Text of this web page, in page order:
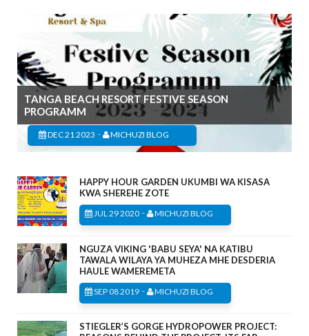
TANGA BEACH RESORT FESTIVE SEASON
PROGRAMM
DEC 21 2023 - MICHUZI BLOG
HAPPY HOUR GARDEN UKUMBI WA KISASA
KWA SHEREHE ZOTE
JUL 29 2020 - MICHUZI BLOG
NGUZA VIKING 'BABU SEYA' NA KATIBU
TAWALA WILAYA YA MUHEZA MHE DESDERIA
HAULE WAMEREMETA
SEP 08 2019 - MICHUZI BLOG
STIEGLER’S GORGE HYDROPOWER PROJECT: